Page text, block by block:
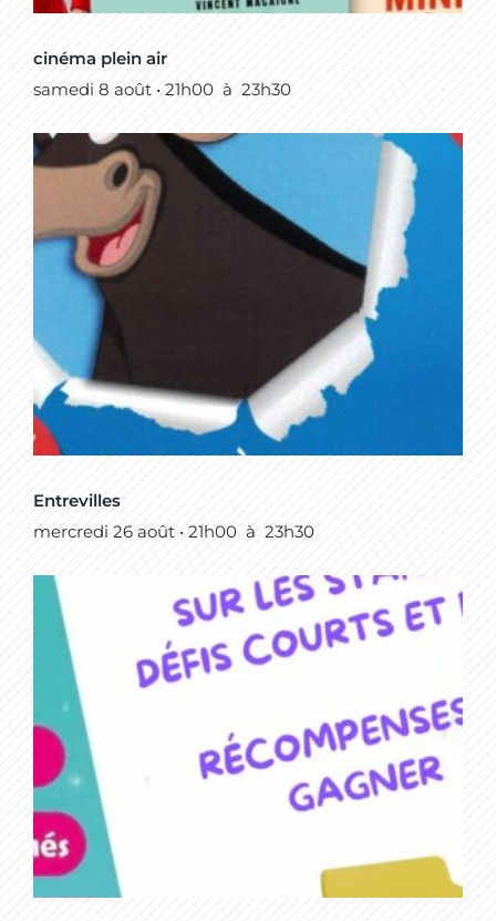
cinéma plein air
samedi 8 août • 21h00 à 23h30
Entrevilles
mercredi 26 août • 21h00 à 23h30